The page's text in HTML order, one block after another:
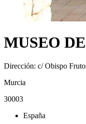
MUSEO
Dirección: c/ Obispo
Murcia
30003
España